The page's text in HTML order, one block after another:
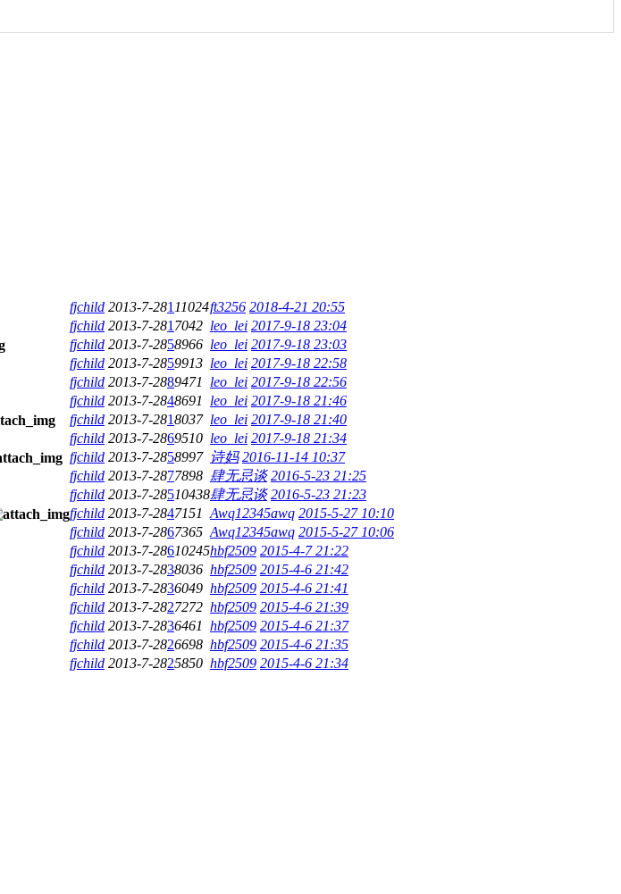
fjchild 2013-7-281 11024ft3256 2018-4-21 20:55
fjchild 2013-7-281 7042 leo_lei 2017-9-18 23:04
fjchild 2013-7-2858966 leo_lei 2017-9-18 23:03
fjchild 2013-7-2859913 leo_lei 2017-9-18 22:58
fjchild 2013-7-2889471 leo_lei 2017-9-18 22:56
fjchild 2013-7-2848691 leo_lei 2017-9-18 21:46
fjchild 2013-7-2818037 leo_lei 2017-9-18 21:40
fjchild 2013-7-2869510 leo_lei 2017-9-18 21:34
fjchild 2013-7-2858997 诗妈 2016-11-14 10:37
fjchild 2013-7-2877898 肆无忌谈 2016-5-23 21:25
fjchild 2013-7-28510438肆无忌谈 2016-5-23 21:23
fjchild 2013-7-2847151 Awq12345awq 2015-5-27 10:10
fjchild 2013-7-2867365 Awq12345awq 2015-5-27 10:06
fjchild 2013-7-28610245hbf2509 2015-4-7 21:22
fjchild 2013-7-2838036 hbf2509 2015-4-6 21:42
fjchild 2013-7-2836049 hbf2509 2015-4-6 21:41
fjchild 2013-7-2827272 hbf2509 2015-4-6 21:39
fjchild 2013-7-2836461 hbf2509 2015-4-6 21:37
fjchild 2013-7-2826698 hbf2509 2015-4-6 21:35
fjchild 2013-7-2825850 hbf2509 2015-4-6 21:34